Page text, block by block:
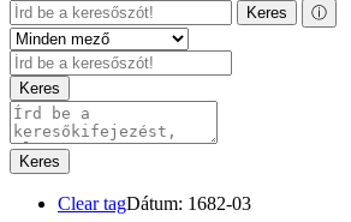
Keres ⓘ
Keres
Keres
Clear tagDátum: 1682-03